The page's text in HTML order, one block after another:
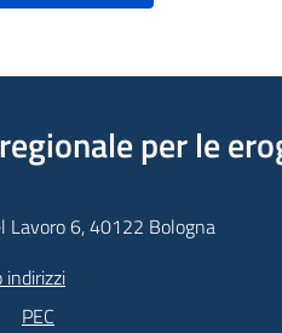
per le
Lavoro 6, 40122 Bologna
indirizzi
PEC